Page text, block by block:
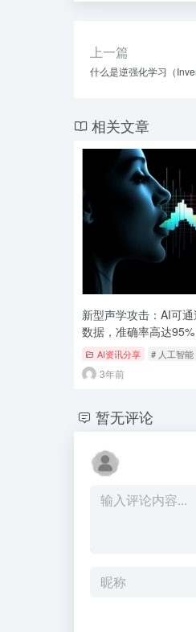
上一篇
什么是逆强化学习（
相关文章
新型声学攻击：AI可
数据，准确率高达95%
AI资讯分享 # 人工智能
3年前
暂无评论